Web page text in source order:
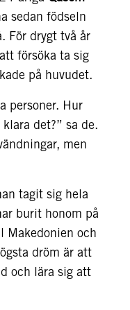
sedan födseln
För drygt två år
försöka ta sig
på huvudet.
personer. Hur
det?” sa de.
men
tagit sig hela
burit honom på
Makedonien och
dröm är att
och lära sig att